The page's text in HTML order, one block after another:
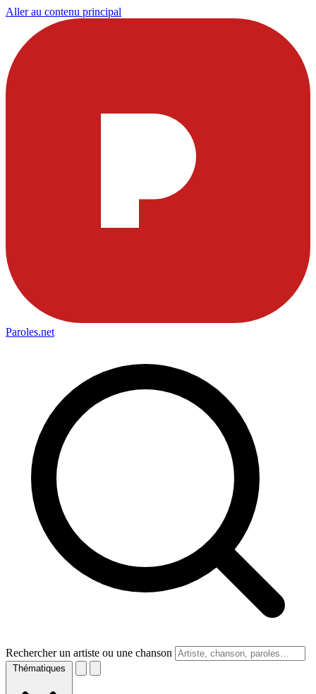
Aller au contenu principal
Paroles.net
Rechercher un artiste ou une chanson
Thématiques